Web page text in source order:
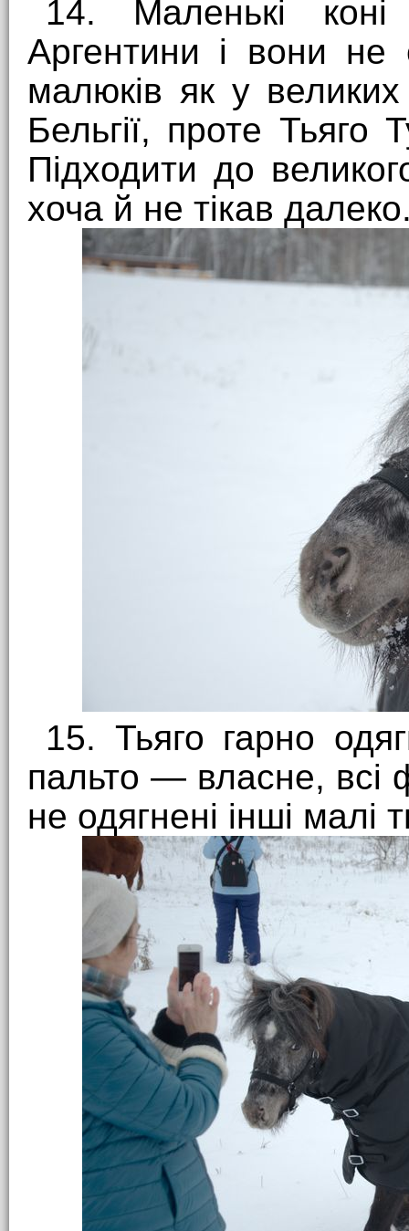
14. Маленькі
Аргентини і вони не
малюків як у
Бельгії, проте Тьяго
Підходити до
хоча й не тікав
15. Тьяго гарно
пальто — власне, всі
не одягнені інші